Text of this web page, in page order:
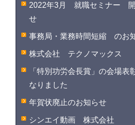
2022年3月 就職セミナー 開
せ
事務局・業務時間短縮 のお
株式会社 テクノマックス
「特別功労会長賞」の会場表
なりました
年賀状廃止のお知らせ
シンエイ動画 株式会社